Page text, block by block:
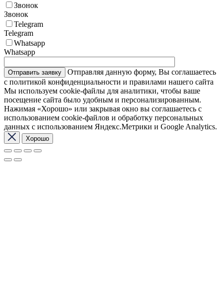
Звонок
Звонок
Telegram
Telegram
Whatsapp
Whatsapp
Отправляя данную форму, Вы соглашаетесь
с политикой конфиденциальности и правилами нашего сайта
Мы используем cookie-файлы для аналитики, чтобы ваше
посещение сайта было удобным и персонализированным.
Нажимая «Хорошо» или закрывая окно вы соглашаетесь с
использованием cookie-файлов и обработку персональных
данных с использованием Яндекс.Метрики и Google Analytics.
Хорошо